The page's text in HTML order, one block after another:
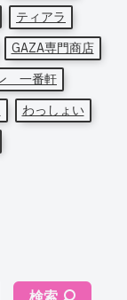
ティアラ
GAZA専門商店
一番軒
わっしょい